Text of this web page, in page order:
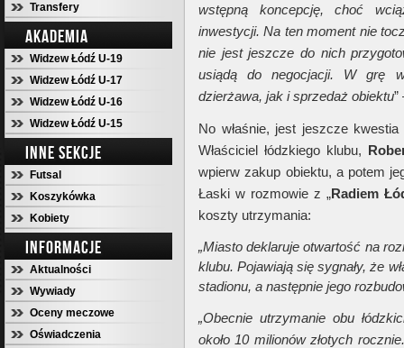
Transfery
AKADEMIA
Widzew Łódź U-19
Widzew Łódź U-17
Widzew Łódź U-16
Widzew Łódź U-15
INNE SEKCJE
Futsal
Koszykówka
Kobiety
INFORMACJE
Aktualności
Wywiady
Oceny meczowe
Oświadczenia
wstępną koncepcję, choć
inwestycji. Na ten moment nie
nie jest jeszcze do nich
usiądą do negocjacji. W grę
dzierżawa, jak i sprzedaż obiektu”
No właśnie, jest jeszcze
Właściciel łódzkiego klubu,
wpierw zakup obiektu, a potem
Łaski w rozmowie z „Radiem
koszty utrzymania:
„Miasto deklaruje otwartość na
klubu. Pojawiają się sygnały, że
stadionu, a następnie jego
„Obecnie utrzymanie obu
około 10 milionów złotych